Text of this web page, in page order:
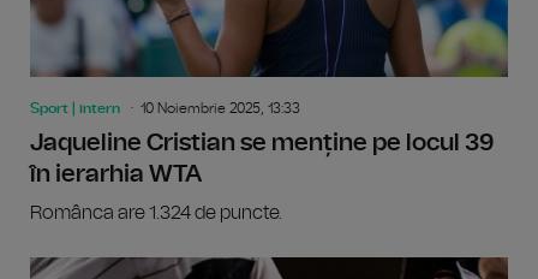
Sport | intern 10 Noiembrie 2025, 13:33
Jaqueline Cristian se menține pe locul 39
în ierarhia WTA
Românca are 1.324 de puncte.